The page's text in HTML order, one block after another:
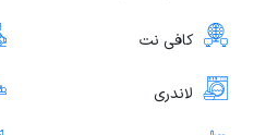
کافی نت
لاندری